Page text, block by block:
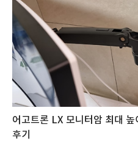
어고트론 LX 모니터암 최대
후기